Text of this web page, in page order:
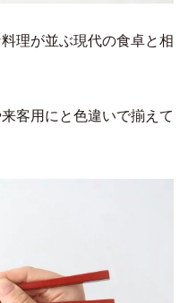
理が並ぶ現代の食卓と相
客用にと色違いで揃えて